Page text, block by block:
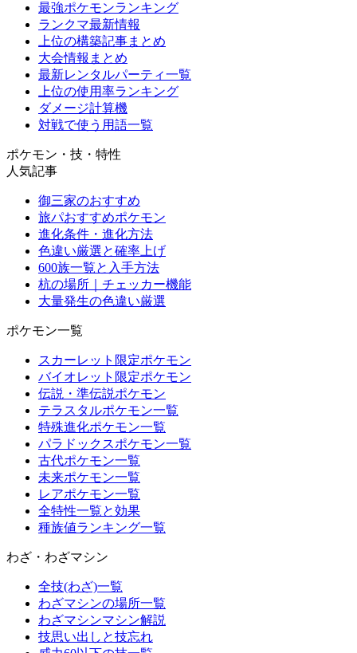
最強ポケモンランキング
ランクマ最新情報
上位の構築記事まとめ
大会情報まとめ
最新レンタルパーティ一覧
上位の使用率ランキング
ダメージ計算機
対戦で使う用語一覧
ポケモン・技・特性
人気記事
御三家のおすすめ
旅パおすすめポケモン
進化条件・進化方法
色違い厳選と確率上げ
600族一覧と入手方法
杭の場所｜チェッカー機能
大量発生の色違い厳選
ポケモン一覧
スカーレット限定ポケモン
バイオレット限定ポケモン
伝説・準伝説ポケモン
テラスタルポケモン一覧
特殊進化ポケモン一覧
パラドックスポケモン一覧
古代ポケモン一覧
未来ポケモン一覧
レアポケモン一覧
全特性一覧と効果
種族値ランキング一覧
わざ・わざマシン
全技(わざ)一覧
わざマシンの場所一覧
わざマシンマシン解説
技思い出しと技忘れ